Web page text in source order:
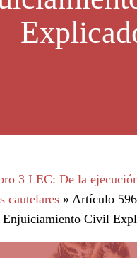
3 LEC: De la
cautelares » Artículo
Enjuiciamiento Civil